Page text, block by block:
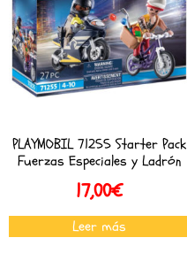
PLAYMOBIL 71255 Starter Pack
Fuerzas Especiales y Ladrón
17,00€
Leer más